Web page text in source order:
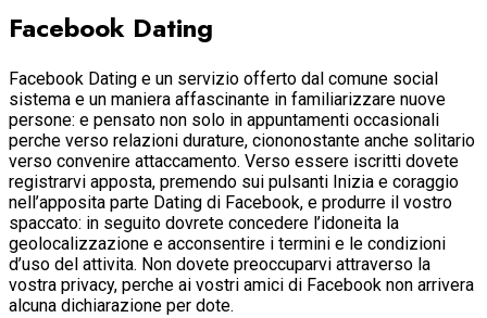
Facebook Dating
Facebook Dating e un servizio offerto dal comune social
sistema e un maniera affascinante in familiarizzare nuove
persone: e pensato non solo in appuntamenti occasionali
perche verso relazioni durature, ciononostante anche solitario
verso convenire attaccamento. Verso essere iscritti dovete
registrarvi apposta, premendo sui pulsanti Inizia e coraggio
nell’apposita parte Dating di Facebook, e produrre il vostro
spaccato: in seguito dovrete concedere l’idoneita la
geolocalizzazione e acconsentire i termini e le condizioni
d’uso del attivita. Non dovete preoccuparvi attraverso la
vostra privacy, perche ai vostri amici di Facebook non arrivera
alcuna dichiarazione per dote.